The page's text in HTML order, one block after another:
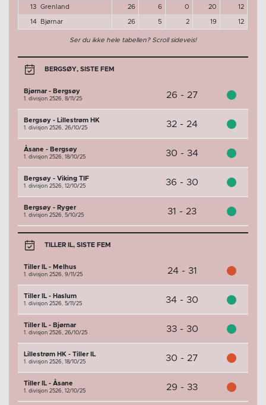
13 Grenland 26 6 0 20 12
14 Bjørnar 26 5 2 19 12
Ser du ikke hele tabellen? Scroll sideveis!
BERGSØY, SISTE FEM
Bjørnar - Bergsøy
1. divisjon 2526, 8/11/25 26 - 27
Bergsøy - Lillestrøm HK
1. divisjon 2526, 26/10/25 32 - 24
Åsane - Bergsøy
1. divisjon 2526, 18/10/25 30 - 34
Bergsøy - Viking TIF
1. divisjon 2526, 12/10/25 36 - 30
Bergsøy - Ryger
1. divisjon 2526, 5/10/25 31 - 23
TILLER IL, SISTE FEM
Tiller IL - Melhus
1. divisjon 2526, 9/11/25 24 - 31
Tiller IL - Haslum
1. divisjon 2526, 5/11/25 34 - 30
Tiller IL - Bjørnar
1. divisjon 2526, 26/10/25 33 - 30
Lillestrøm HK - Tiller IL
1. divisjon 2526, 18/10/25 30 - 27
Tiller IL - Åsane
1. divisjon 2526, 12/10/25 29 - 33